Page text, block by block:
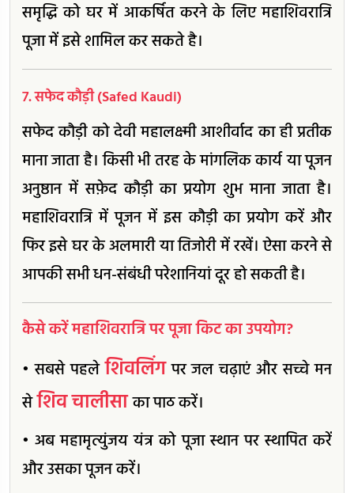
समृद्धि को घर में आकर्षित करने के लिए महाशिवरात्रि
पूजा में इसे शामिल कर सकते है।
7. सफेद कौड़ी (Safed Kaudi)
सफेद कौड़ी को देवी महालक्ष्मी आशीर्वाद का ही प्रतीक
माना जाता है। किसी भी तरह के मांगलिक कार्य या पूजन
अनुष्ठान में सफ़ेद कौड़ी का प्रयोग शुभ माना जाता है।
महाशिवरात्रि में पूजन में इस कौड़ी का प्रयोग करें और
फिर इसे घर के अलमारी या तिजोरी में रखें। ऐसा करने से
आपकी सभी धन-संबंधी परेशानियां दूर हो सकती है।
कैसे करें महाशिवरात्रि पर पूजा किट का उपयोग?
• सबसे पहलेशिवलिंगपर जल चढ़ाएं और सच्चे मन
सेशिव चालीसाका पाठ करें।
• अब महामृत्युंजय यंत्र को पूजा स्थान पर स्थापित करें
और उसका पूजन करें।